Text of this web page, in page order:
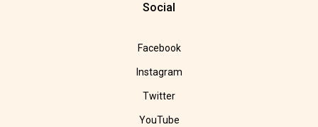
Social
Facebook
Instagram
Twitter
YouTube